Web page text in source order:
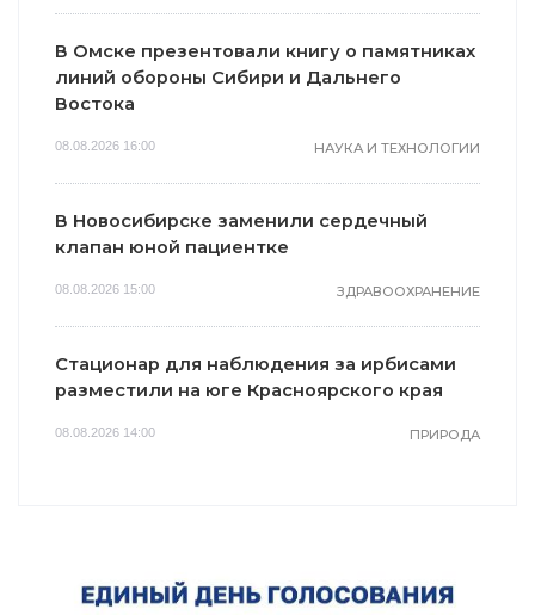
В Омске презентовали книгу о памятниках
линий обороны Сибири и Дальнего
Востока
08.08.2026 16:00 НАУКА И ТЕХНОЛОГИИ
В Новосибирске заменили сердечный
клапан юной пациентке
08.08.2026 15:00 ЗДРАВООХРАНЕНИЕ
Стационар для наблюдения за ирбисами
разместили на юге Красноярского края
08.08.2026 14:00 ПРИРОДА